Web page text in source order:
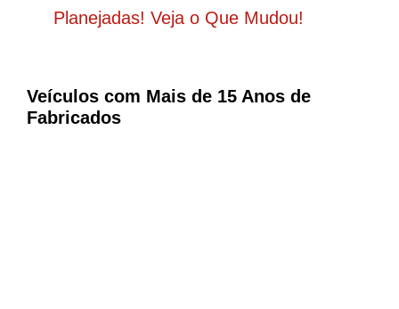
Planejadas! Veja o Que Mudou!
Veículos com Mais de 15 Anos de
Fabricados